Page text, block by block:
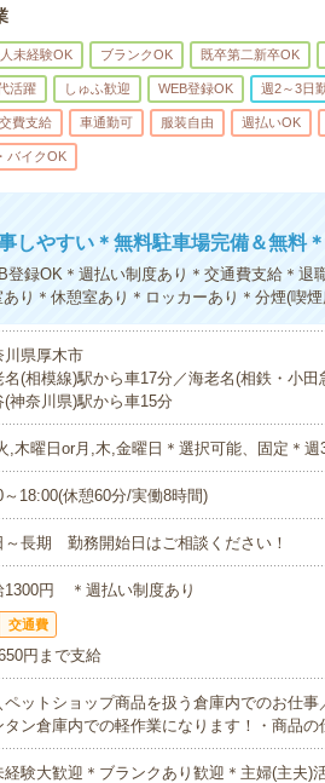
未経験OK ブランクOK 既卒第二新卒OK
活躍 しゅふ歓迎 WEB登録OK 週2～3日
交費支給 車通勤可 服装自由 週払いOK
バイクOK
しやすい＊無料駐車場完備＆無料
登録OK＊週払い制度あり＊交通費支給＊
り＊休憩室あり＊ロッカーあり＊分煙(喫
川県厚木市
名(相模線)駅から車17分／海老名(相鉄・小
(神奈川県)駅から車15分
,木曜日or月,木,金曜日＊選択可能、固定＊週
～18:00(休憩60分/実働8時間)
～長期 勤務開始日はご相談ください！
1300円 ＊週払い制度あり
交通費
円まで支給
ペットショップ商品を扱う倉庫内でのお仕
タン倉庫内での軽作業になります！・商品
経験大歓迎＊ブランクあり歓迎＊主婦(主夫)